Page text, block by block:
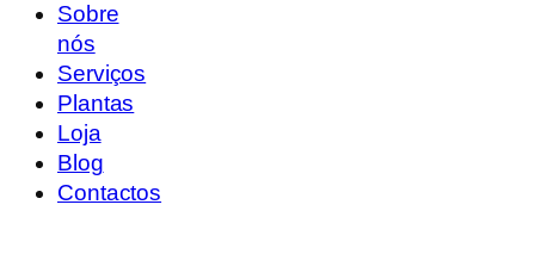
Sobre
nós
Serviços
Plantas
Loja
Blog
Contactos